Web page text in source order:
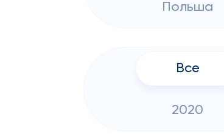
Польша
Все
2020